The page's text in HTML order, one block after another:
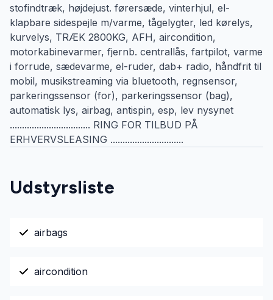
stofindtræk, højdejust. førersæde, vinterhjul, el-
klapbare sidespejle m/varme, tågelygter, led kørelys,
kurvelys, TRÆK 2800KG, AFH, aircondition,
motorkabinevarmer, fjernb. centrallås, fartpilot, varme
i forrude, sædevarme, el-ruder, dab+ radio, håndfrit til
mobil, musikstreaming via bluetooth, regnsensor,
parkeringssensor (for), parkeringssensor (bag),
automatisk lys, airbag, antispin, esp, lev nysynet
................................. RING FOR TILBUD PÅ
ERHVERVSLEASING ..............................
Udstyrsliste
airbags
aircondition